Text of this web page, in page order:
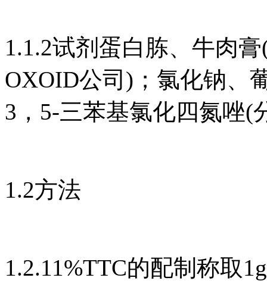
1.1.2试剂蛋白胨、牛肉
OXOID公司)；氯化钠、
3，5-三苯基氯化四氮唑(
1.2方法
1.2.11%TTC的配制称取